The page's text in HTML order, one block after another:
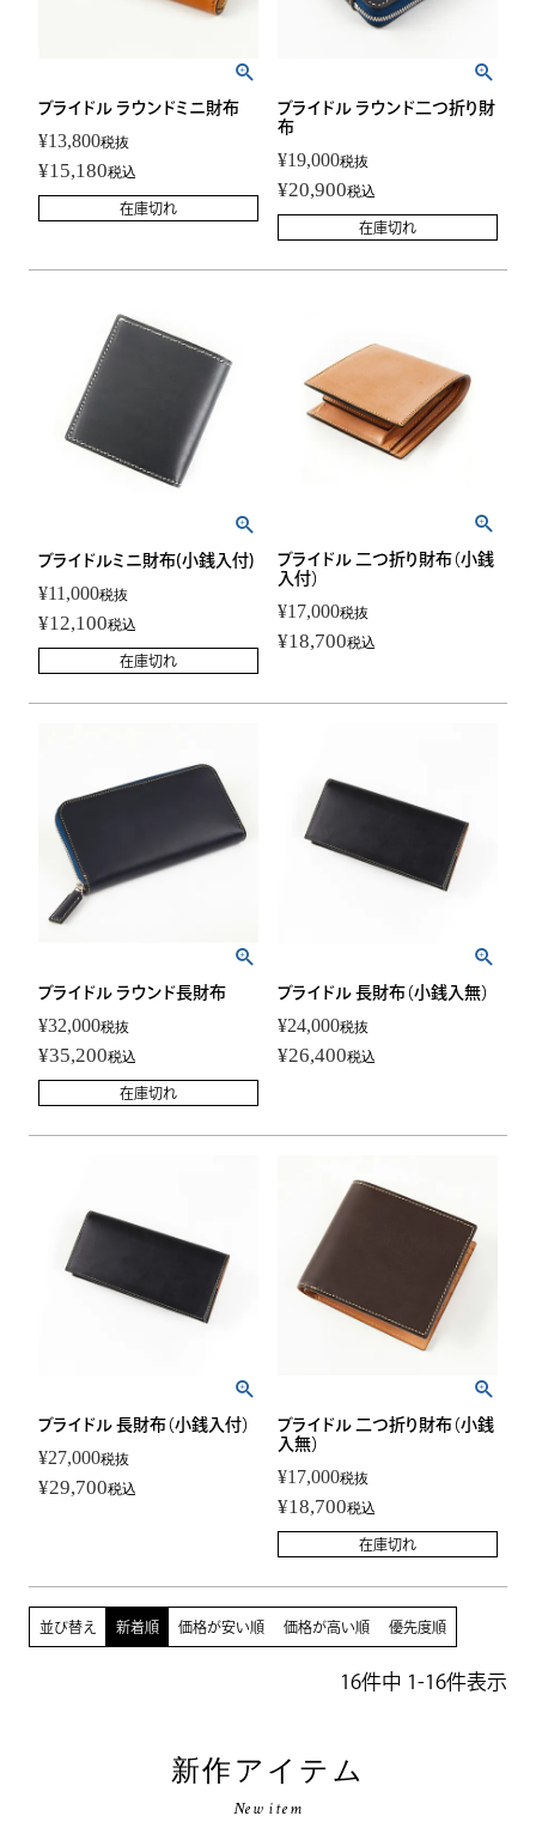
ブライドル ラウンドミニ財布
¥13,800税抜
¥15,180税込
在庫切れ
ブライドル ラウンド二つ折り財
布
¥19,000税抜
¥20,900税込
在庫切れ
ブライドルミニ財布(小銭入付)
¥11,000税抜
¥12,100税込
在庫切れ
ブライドル 二つ折り財布（小銭
入付）
¥17,000税抜
¥18,700税込
ブライドル ラウンド長財布
¥32,000税抜
¥35,200税込
在庫切れ
ブライドル 長財布（小銭入無）
¥24,000税抜
¥26,400税込
ブライドル 長財布（小銭入付）
¥27,000税抜
¥29,700税込
ブライドル 二つ折り財布（小銭
入無）
¥17,000税抜
¥18,700税込
在庫切れ
並び替え 新着順 価格が安い順 価格が高い順 優先度順
16件中 1-16件表示
新作アイテム
New item